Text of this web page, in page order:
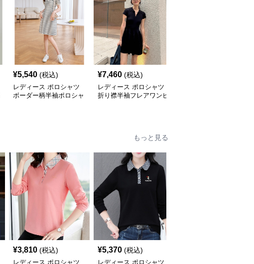
¥5,540 (税込)
レディース ポロシャツ
ボーダー柄半袖ポロシャ
¥7,460 (税込)
レディース ポロシャツ
折り襟半袖フレアワンピ
もっと見る
¥3,810 (税込)
レディース ポロシャツ
¥5,370 (税込)
レディース ポロシャツ